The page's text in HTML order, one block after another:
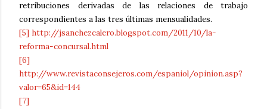
retribuciones derivadas de las relaciones de trabajo
correspondientes a las tres últimas mensualidades.
[5] http://jsanchezcalero.blogspot.com/2011/10/la-
reforma-concursal.html
[6]
http://www.revistaconsejeros.com/espaniol/opinion.asp?
valor=65&id=144
[7]